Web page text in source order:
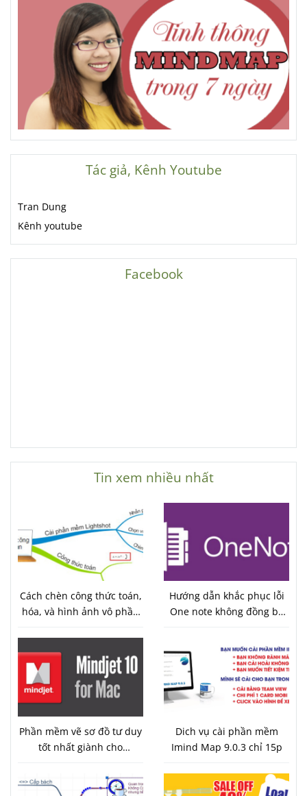
Tác giả, Kênh Youtube
Tran Dung
Kênh youtube
Facebook
Tin xem nhiều nhất
Cách chèn công thức toán,
hóa, và hình ảnh vô phần
Hướng dẫn khắc phục lỗi
One note không đồng bộ
Phần mềm vẽ sơ đồ tư duy
tốt nhất giành cho
MindManager tương thích
Dich vụ cài phần mềm
Imind Map 9.0.3 chỉ 15p